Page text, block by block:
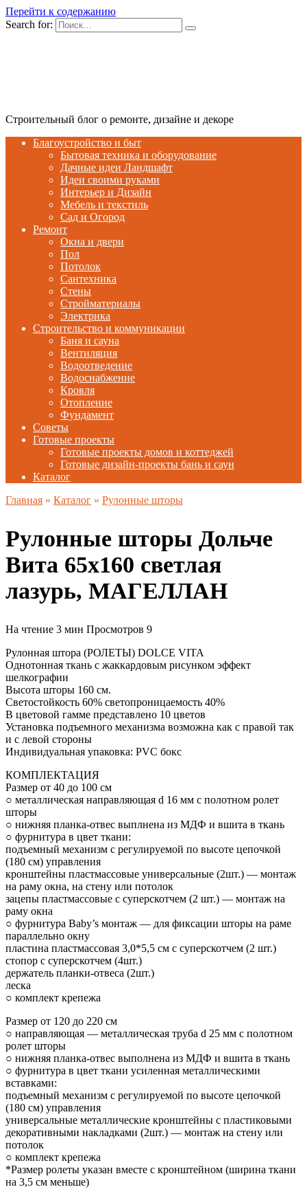
Перейти к содержанию
Search for:
Строительный блог о ремонте, дизайне и декоре
Благоустройство и быт
Бытовая техника и оборудование
Дачные идеи Ландшафт
Идеи своими руками
Интерьер и Дизайн
Мебель и текстиль
Сад и Огород
Ремонт
Окна и двери
Пол
Потолок
Сантехника
Стены
Стройматериалы
Электрика
Строительство и коммуникации
Баня и сауна
Вентиляция
Водоотведение
Водоснабжение
Кровля
Отопление
Фундамент
Советы
Готовые проекты
Готовые проекты домов и коттеджей
Готовые дизайн-проекты бань и саун
Каталог
Главная » Каталог » Рулонные шторы
Рулонные шторы Дольче
Вита 65х160 светлая
лазурь, МАГЕЛЛАН
На чтение 3 мин Просмотров 9
Рулонная штора (РОЛЕТЫ) DOLCE VITA
Однотонная ткань с жаккардовым рисунком эффект
шелкографии
Высота шторы 160 см.
Светостойкость 60% светопроницаемость 40%
В цветовой гамме представлено 10 цветов
Установка подъемного механизма возможна как с правой так
и с левой стороны
Индивидуальная упаковка: PVC бокс
КОМПЛЕКТАЦИЯ
Размер от 40 до 100 см
○ металлическая направляющая d 16 мм с полотном ролет
шторы
○ нижняя планка-отвес выплнена из МДФ и вшита в ткань
○ фурнитура в цвет ткани:
подъемный механизм с регулируемой по высоте цепочкой
(180 см) управления
кронштейны пластмассовые универсальные (2шт.) — монтаж
на раму окна, на стену или потолок
зацепы пластмассовые с суперскотчем (2 шт.) — монтаж на
раму окна
○ фурнитура Baby’s монтаж — для фиксации шторы на раме
параллельно окну
пластина пластмассовая 3,0*5,5 см с суперскотчем (2 шт.)
стопор с суперскотчем (4шт.)
держатель планки-отвеса (2шт.)
леска
○ комплект крепежа
Размер от 120 до 220 см
○ направляющая — металлическая труба d 25 мм с полотном
ролет шторы
○ нижняя планка-отвес выполнена из МДФ и вшита в ткань
○ фурнитура в цвет ткани усиленная металлическими
вставками:
подъемный механизм с регулируемой по высоте цепочкой
(180 см) управления
универсальные металлические кронштейны с пластиковыми
декоративными накладками (2шт.) — монтаж на стену или
потолок
○ комплект крепежа
*Размер ролеты указан вместе с кронштейном (ширина ткани
на 3,5 см меньше)